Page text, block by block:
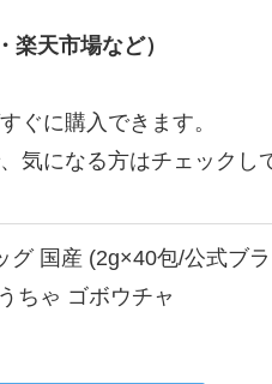
天市場など）
ぐに購入できます。
気になる方はチェックし
グ 国産 (2g×40包/公式ブ
ちゃ ゴボウチャ